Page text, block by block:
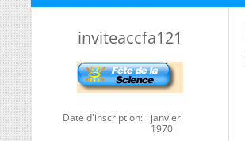
inviteaccfa121
Date d'inscription
janvier
1970